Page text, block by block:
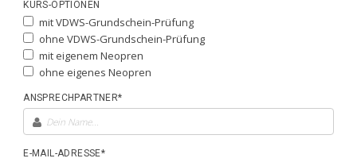
KURS-OPTIONEN
mit VDWS-Grundschein-Prüfung
ohne VDWS-Grundschein-Prüfung
mit eigenem Neopren
ohne eigenes Neopren
ANSPRECHPARTNER*
E-MAIL-ADRESSE*